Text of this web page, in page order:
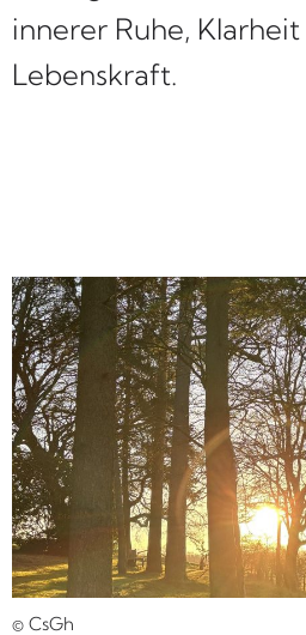
innerer Ruhe,
Lebenskraft.
© CsGh